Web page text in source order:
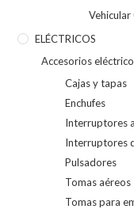
ELÉCTRICOS
Accesorios
Cajas y tapas
Enchufes
Interruptores
Interruptores
Pulsadores
Tomas aéreos
Tomas para